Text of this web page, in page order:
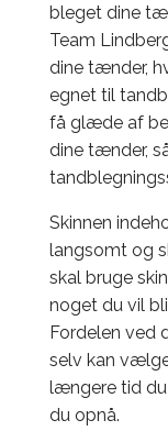
bleget dine
Team
dine tænder,
egnet til
få glæde af
dine tænder,
Skinnen
langsomt og
skal bruge
noget du vil
Fordelen ved
selv kan
længere tid du
du opnå.